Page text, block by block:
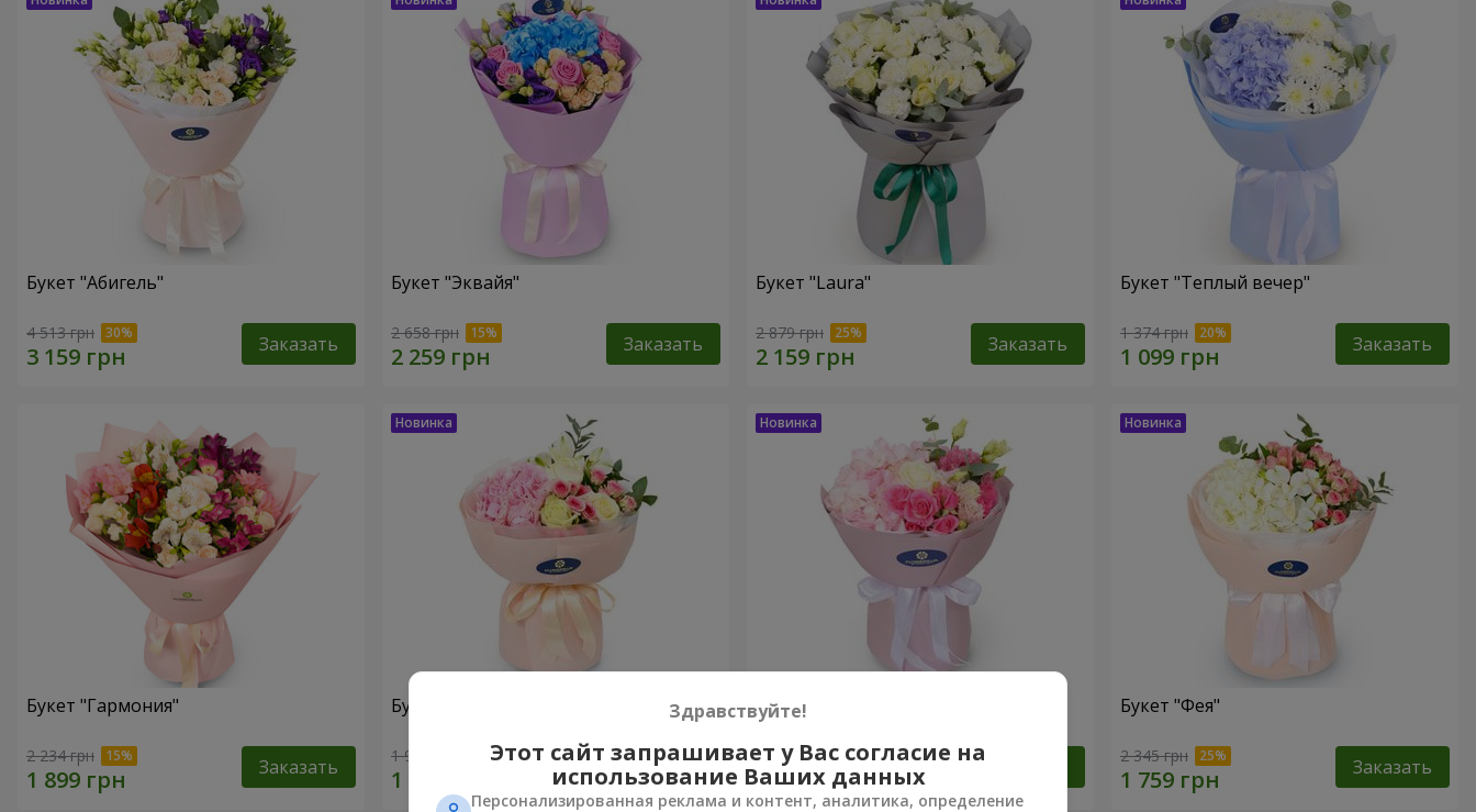
Букет "Абигель"
4 513 грн Заказать
Букет "Эквайя"
2 658 грн Заказать
Букет "Laura"
2 879 грн Заказать
Букет "Теплый вечер"
1 374 грн Заказать
Букет "Гармония"
2 234 грн Заказать
Букет "El Monte"
1 999 грн Заказать
Букет "Margaret"
1 732 грн
Букет "Фея"
2 345 грн Заказать
Здравствуйте!
Этот сайт запрашивает у Вас согласие на
использование Ваших данных
Персонализированная реклама и контент, аналитика, определение